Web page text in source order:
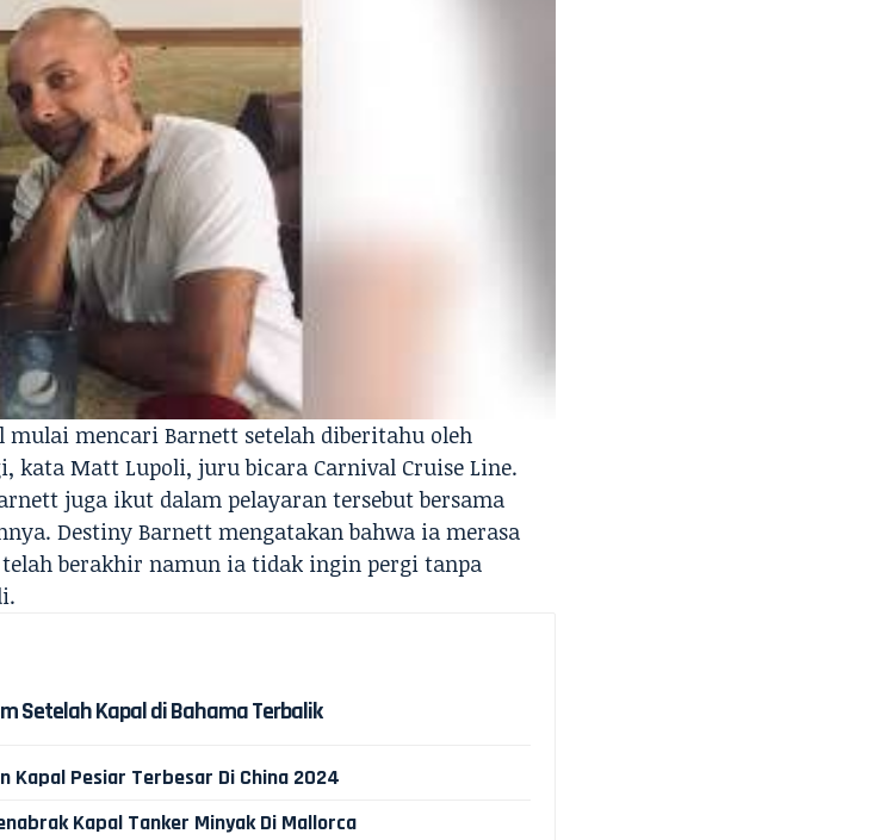
mulai mencari Barnett setelah diberitahu oleh
kata Matt Lupoli, juru bicara Carnival Cruise Line.
juga ikut dalam pelayaran tersebut bersama
Destiny Barnett mengatakan bahwa ia merasa
berakhir namun ia tidak ingin pergi tanpa
Setelah Kapal di Bahama Terbalik
Kapal Pesiar Terbesar Di China 2024
Kapal Tanker Minyak Di Mallorca